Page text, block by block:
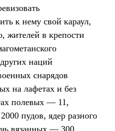
к нему свой караул,
жителей в крепости
наций
снарядов
на лафетах и без
полевых — 11,
пудов, ядер разного
вязанных — 300,